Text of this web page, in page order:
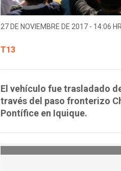
27 DE NOVIEMBRE DE 2017 - 14:06
T13
El vehículo fue trasladado
través del paso fronterizo
Pontífice en Iquique.